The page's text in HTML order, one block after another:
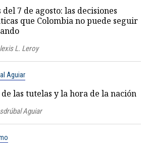
del 7 de agosto: las decisiones
que Colombia no puede seguir
L. Leroy
Aguiar
las tutelas y la hora de la nación
Aguiar